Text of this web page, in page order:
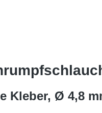
Kleber, Ø 4,8